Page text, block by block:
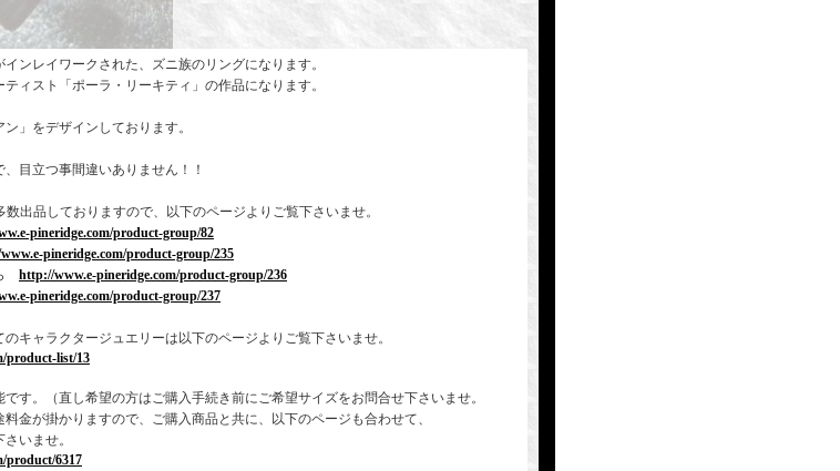
ンレイワークされた、ズニ族のリングになります。
ィスト「ポーラ・リーキティ」の作品になります。
」をデザインしております。
目立つ事間違いありません！！
数出品しておりますので、以下のページよりご覧下さいませ。
pineridge.com/product-group/82
pineridge.com/product-group/235
http://www.e-pineridge.com/product-group/236
pineridge.com/product-group/237
キャラクタージュエリーは以下のページよりご覧下さいませ。
product-list/13
す。（直し希望の方はご購入手続き前にご希望サイズをお問合せ下さいませ。
金が掛かりますので、ご購入商品と共に、以下のページも合わせて、
いませ。
product/6317